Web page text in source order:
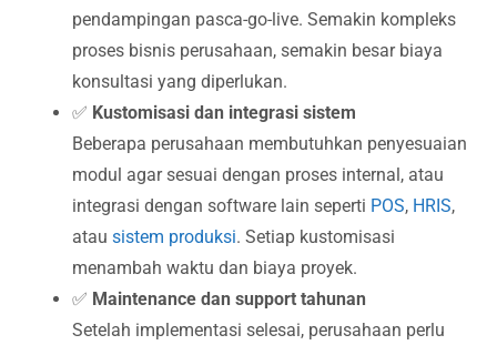
pendampingan pasca-go-live. Semakin kompleks
proses bisnis perusahaan, semakin besar biaya
konsultasi yang diperlukan.
✅ Kustomisasi dan integrasi sistem
Beberapa perusahaan membutuhkan penyesuaian
modul agar sesuai dengan proses internal, atau
integrasi dengan software lain seperti POS, HRIS,
atau sistem produksi. Setiap kustomisasi
menambah waktu dan biaya proyek.
✅ Maintenance dan support tahunan
Setelah implementasi selesai, perusahaan perlu